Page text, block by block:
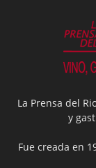
La Prensa del
y
Fue creada en